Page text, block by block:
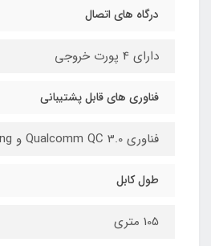
درگاه های اتصال
دارای 4 پورت خروجی
فناوری های قابل پشتیبانی
فناوری Qualcomm QC 3.0 و PD Charging
طول کابل
105 متری